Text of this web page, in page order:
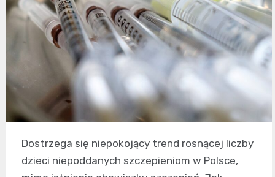
Dostrzega się niepokojący trend rosnącej liczby
dzieci niepoddanych szczepieniom w Polsce,